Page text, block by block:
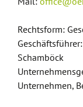
Rechtsform:
Schamböck
Unternehmen,